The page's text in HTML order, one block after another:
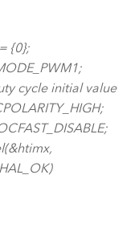
{0};
cycle initial value